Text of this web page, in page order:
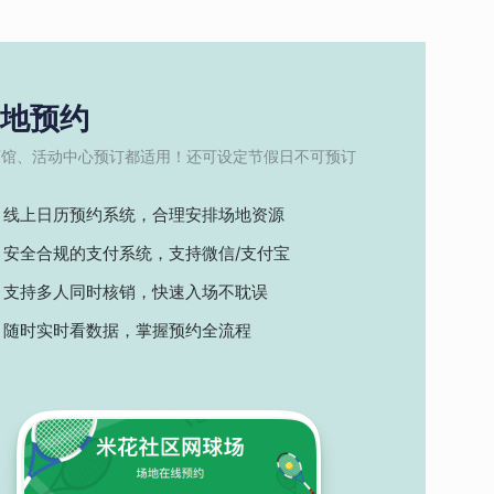
预约
、活动中心预订都适用！还可设定节假日不可预订
线上日历预约系统，合理安排场地资源
安全合规的支付系统，支持微信/支付宝
支持多人同时核销，快速入场不耽误
随时实时看数据，掌握预约全流程